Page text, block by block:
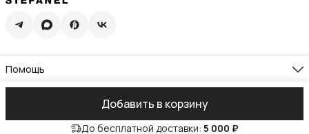
Добавить в корзину
До бесплатной доставки: 5 000 ₽
Помощь
Доставка
Подарочная карта